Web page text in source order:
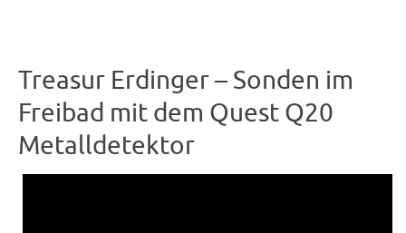
Treasur Erdinger – Sonden im
Freibad mit dem Quest Q20
Metalldetektor